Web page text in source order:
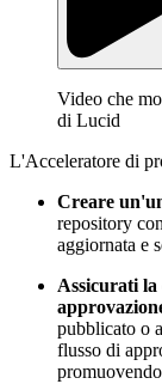
Video che
di Lucid
L'Acceleratore di
Creare
repository
aggiornata e
Assicurati la
pubblicato o
flusso di